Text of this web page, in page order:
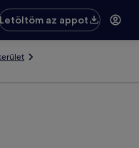
Letöltöm az appot